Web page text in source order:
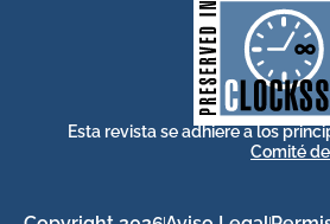
CLOCKSS is a dak archive that
ensures the long-term survival
of web-based scholary
publications, governed by and
for its stakeholders.
Esta revista se adhiere a los
Comité